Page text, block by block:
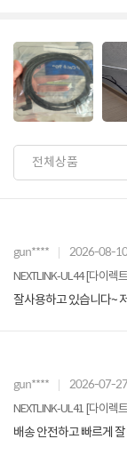
gun**** 2026-08-10
NEXTLINK-UL44 [다이렉
잘사용하고 있습니다~
gun**** 2026-07-27
NEXTLINK-UL41 [다이렉
배송 안전하고 빠르게